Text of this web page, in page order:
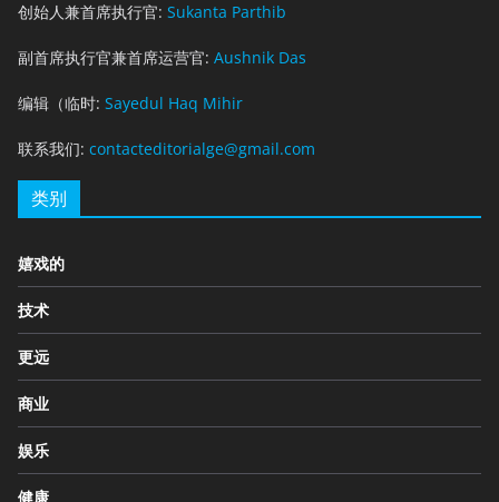
创始人兼首席执行官: Sukanta Parthib
副首席执行官兼首席运营官: Aushnik Das
编辑（临时: Sayedul Haq Mihir
联系我们: contacteditorialge@gmail.com
类别
嬉戏的
技术
更远
商业
娱乐
健康